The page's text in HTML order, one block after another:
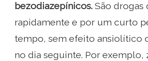
bezodiazepínicos. São drogas
rapidamente e por um curto
tempo, sem efeito ansiolítico
no dia seguinte. Por exemplo,